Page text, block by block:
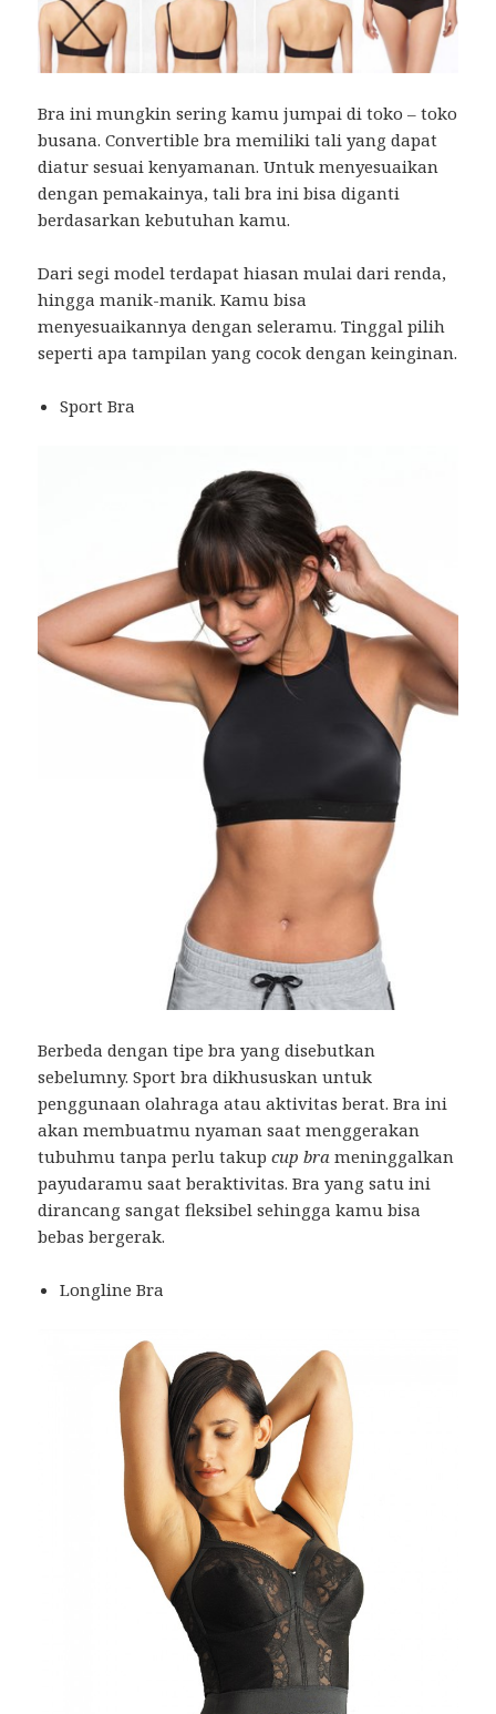
Bra ini mungkin sering kamu jumpai di toko – toko
busana. Convertible bra memiliki tali yang dapat
diatur sesuai kenyamanan. Untuk menyesuaikan
dengan pemakainya, tali bra ini bisa diganti
berdasarkan kebutuhan kamu.
Dari segi model terdapat hiasan mulai dari renda,
hingga manik-manik. Kamu bisa
menyesuaikannya dengan seleramu. Tinggal pilih
seperti apa tampilan yang cocok dengan keinginan.
Sport Bra
Berbeda dengan tipe bra yang disebutkan
sebelumny. Sport bra dikhususkan untuk
penggunaan olahraga atau aktivitas berat. Bra ini
akan membuatmu nyaman saat menggerakan
tubuhmu tanpa perlu takupcup bra meninggalkan
payudaramu saat beraktivitas. Bra yang satu ini
dirancang sangat fleksibel sehingga kamu bisa
bebas bergerak.
Longline Bra